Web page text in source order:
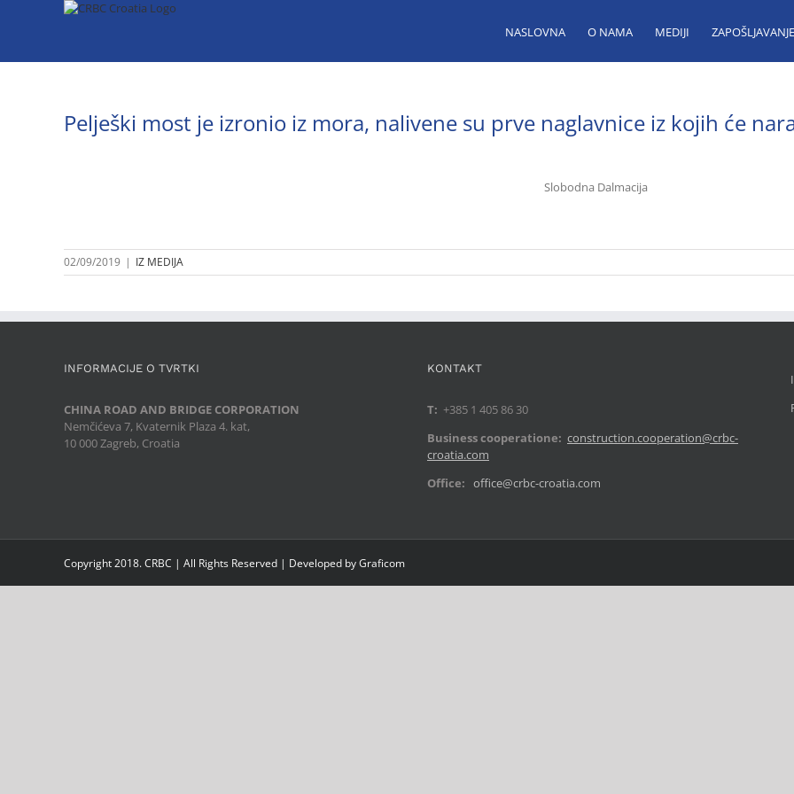
NASLOVNA O NAMA MEDIJI ZAPOŠLJAVANJE
Pelješki most je izronio iz mora, nalivene su prve naglavnice iz kojih će
Slobodna Dalmacija
02/09/2019 | IZ MEDIJA
INFORMACIJE O TVRTKI
CHINA ROAD AND BRIDGE CORPORATION
Nemčićeva 7, Kvaternik Plaza 4. kat,
10 000 Zagreb, Croatia
KONTAKT
T: +385 1 405 86 30
Business cooperatione: construction.cooperation@crbc-
croatia.com
Office: office@crbc-croatia.com
Copyright 2018. CRBC | All Rights Reserved | Developed by Graficom